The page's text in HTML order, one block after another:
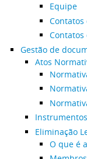
Equipe
Contatos
Contatos
Gestão de
Atos
Eliminação
O que é